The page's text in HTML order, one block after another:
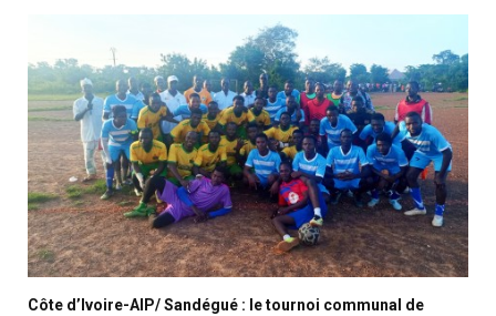
Côte d’Ivoire-AIP/ Sandégué : le tournoi communal de